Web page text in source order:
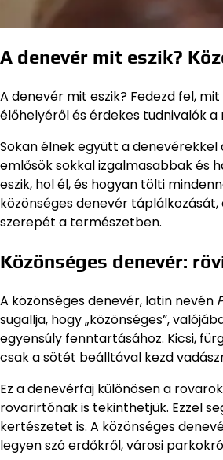
A denevér mit eszik?
A denevér mit eszik? Fedezd fel,
élőhelyéről és érdekes tudnivalók a
Sokan élnek együtt a
emlősök sokkal izgalmasabbak és
eszik, hol él, és hogyan tölti
közönséges denevér
szerepét a természetben.
Közönséges denevér:
A közönséges denevér, latin nevén
sugallja, hogy „közönséges”,
egyensúly fenntartásához. Kicsi,
csak a sötét beálltával kezd
Ez a denevérfaj különösen a
rovarirtónak is tekinthetjük. Ezzel
kertészetet is. A közönséges
legyen szó erdőkről, városi